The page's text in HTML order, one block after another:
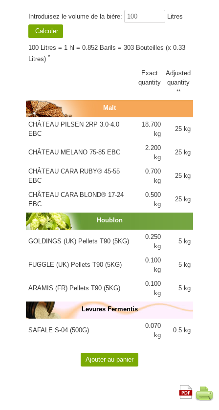
Introduisez le volume de la bière: Litres
100 Litres = 1 hl = 0.852 Barils = 303 Bouteilles (x 0.33
Litres) *
Exact
quantity
Adjusted
quantity
**
Malt
CHÂTEAU PILSEN 2RP 3.0-4.0
EBC
18.700
kg
25 kg
CHÂTEAU MELANO 75-85 EBC
2.200
kg
25 kg
CHÂTEAU CARA RUBY® 45-55
EBC
0.700
kg
25 kg
CHÂTEAU CARA BLOND® 17-24
EBC
0.500
kg
25 kg
Houblon
GOLDINGS (UK) Pellets T90 (5KG)
0.250
kg
5 kg
FUGGLE (UK) Pellets T90 (5KG)
0.100
kg
5 kg
ARAMIS (FR) Pellets T90 (5KG)
0.100
kg
5 kg
Levures Fermentis
SAFALE S-04 (500G)
0.070
kg
0.5 kg